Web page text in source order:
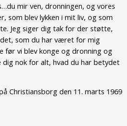
mir ven, dronningen, og vores
som blev lykken i mit liv, og som
Jeg siger dig tak for der støtte,
som du har været for mig
før vi blev konge og dronning og
dig nok for alt, hvad du har betydet
Christiansborg den 11. marts 1969